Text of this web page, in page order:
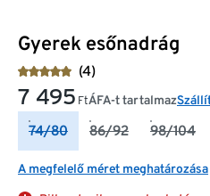
Gyerek esőnadrág
(4)
7 495 FtÁFA-t tartalmaz
74/80 86/92 98/104
A megfelelő méret meghatározása